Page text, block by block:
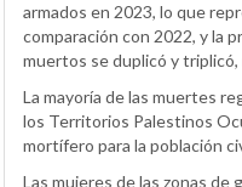
armados en 2023, lo que
comparación con 2022, y la
muertos se duplicó y
La mayoría de las muertes
los Territorios Palestinos
mortífero para la población
Las mujeres de las zonas de